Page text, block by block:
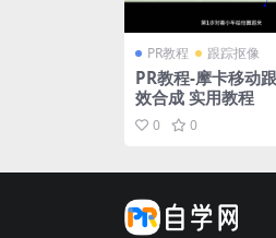
PR教程 跟踪抠像
PR教程-摩卡移动
效合成 实用教程
0 0